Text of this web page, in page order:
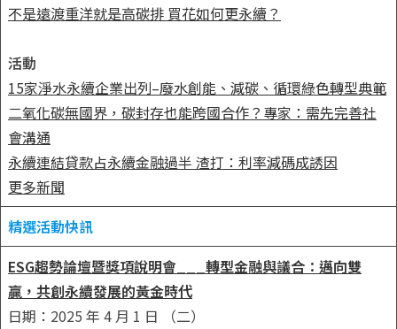
不是遠渡重洋就是高碳排 買花如何更永續？
活動
15家淨水永續企業出列–廢水創能、減碳、循環綠色轉型典範
二氧化碳無國界，碳封存也能跨國合作？專家：需先完善社
會溝通
永續連結貸款占永續金融過半 渣打：利率減碼成誘因
更多新聞
精選活動快訊
ESG趨勢論壇暨獎項說明會___轉型金融與議合：邁向雙
贏，共創永續發展的黃金時代
日期：2025 年 4 月 1 日 （二）